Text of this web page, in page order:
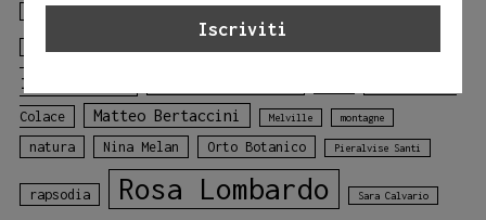
il gallo il gallo della foresta
illustrato
Colace
Matteo Bertaccini Melville montagne
natura Nina Melan Orto Botanico Pieralvise Santi
rapsodia Rosa Lombardo Sara Calvario